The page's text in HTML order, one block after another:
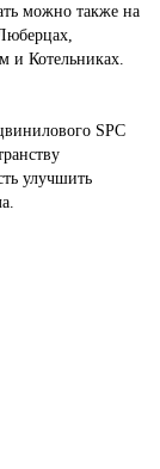
можно также на
и Котельниках.
SPC
улучшить